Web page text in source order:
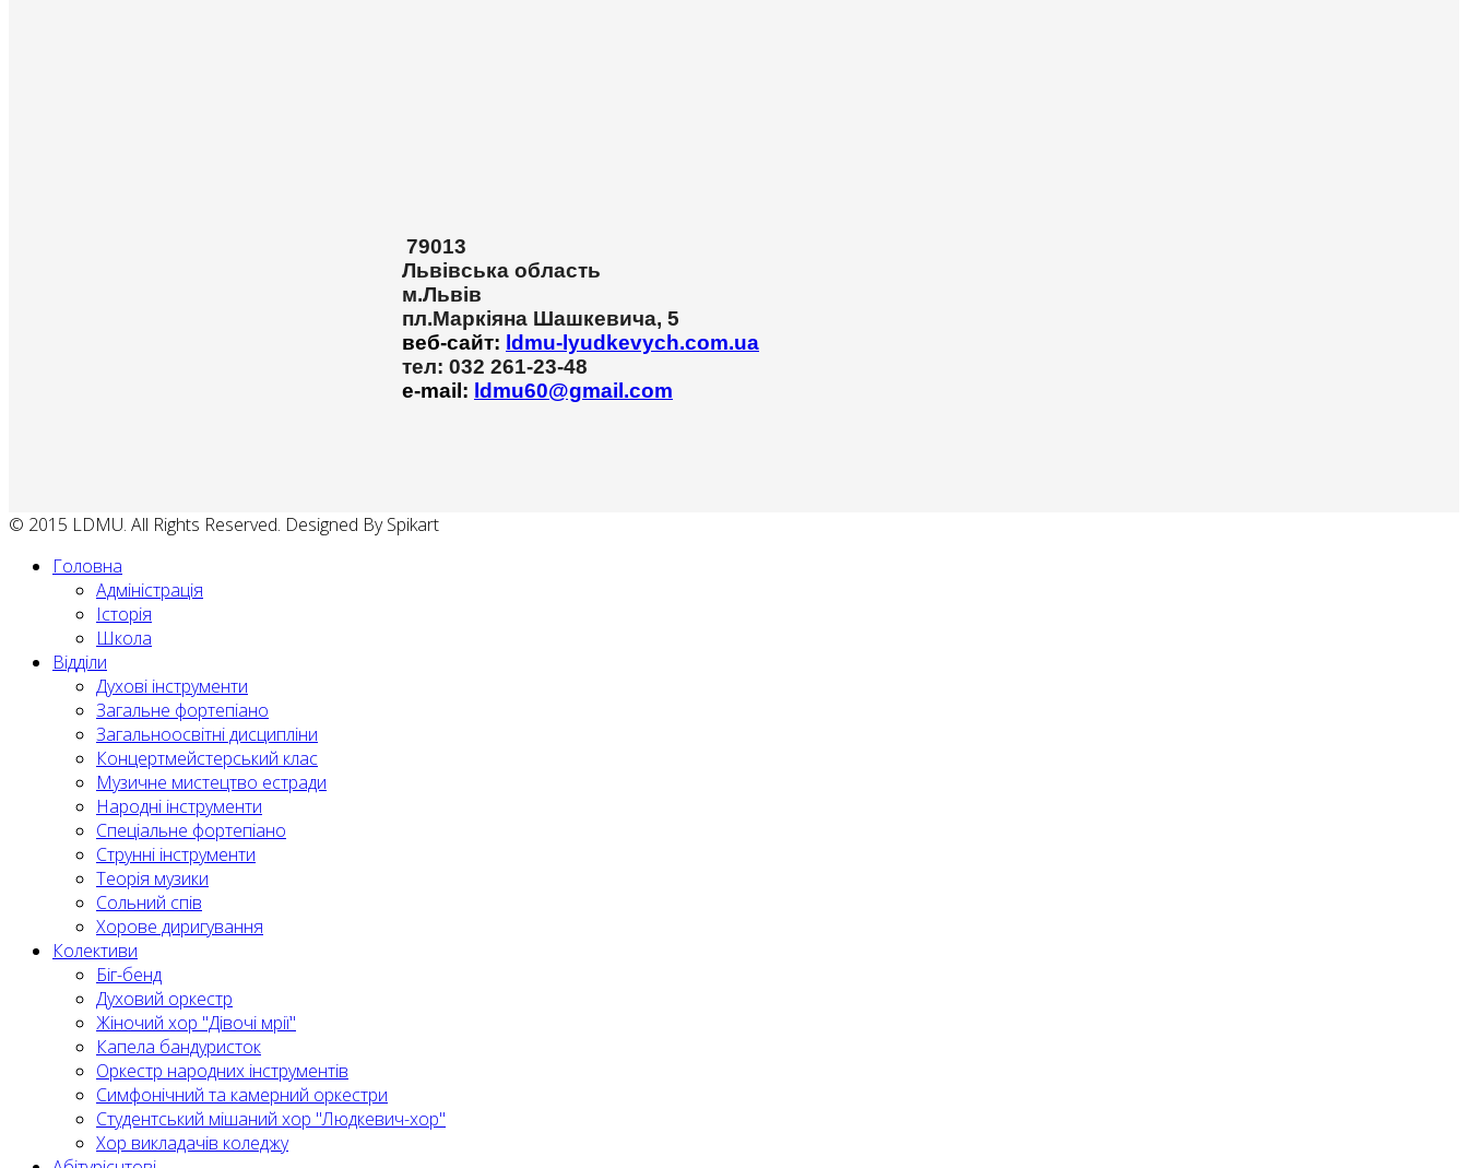
79013
Львівська область
м.Львів
пл.Маркіяна Шашкевича, 5
веб-сайт: ldmu-lyudkevych.com.ua
тел: 032 261-23-48
e-mail: ldmu60@gmail.com
© 2015 LDMU. All Rights Reserved. Designed By Spikart
Головна
Адміністрація
Історія
Школа
Відділи
Духові інструменти
Загальне фортепіано
Загальноосвітні дисципліни
Концертмейстерський клас
Музичне мистецтво естради
Народні інструменти
Спеціальне фортепіано
Струнні інструменти
Теорія музики
Сольний спів
Хорове диригування
Колективи
Біг-бенд
Духовий оркестр
Жіночий хор "Дівочі мрії"
Капела бандуристок
Оркестр народних інструментів
Симфонічний та камерний оркестри
Студентський мішаний хор "Людкевич-хор"
Хор викладачів коледжу